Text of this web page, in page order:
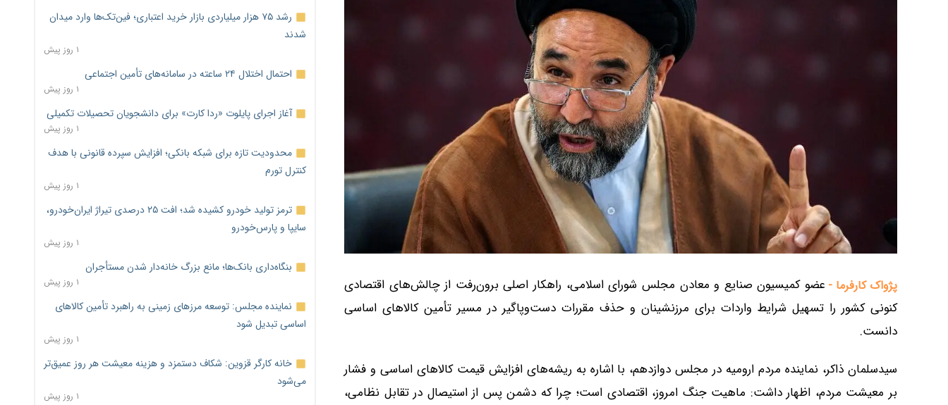
پژواک کارفرما - عضو کمیسیون صنایع و معادن مجلس شورای اسلامی، راهکار اصلی برون‌رفت از چالش‌های اقتصادی
کنونی کشور را تسهیل شرایط واردات برای مرزنشینان و حذف مقررات دست‌وپاگیر در مسیر تأمین کالاهای اساسی
دانست.
سیدسلمان ذاکر، نماینده مردم ارومیه در مجلس دوازدهم، با اشاره به ریشه‌های افزایش قیمت کالاهای اساسی و فشار
بر معیشت مردم، اظهار داشت: ماهیت جنگ امروز، اقتصادی است؛ چرا که دشمن پس از استیصال در تقابل نظامی،
رشد ۷۵ هزار میلیاردی بازار خرید اعتباری؛ فین‌تک‌ها وارد میدان
شدند
۱ روز پیش
احتمال اختلال ۲۴ ساعته در سامانه‌های تأمین اجتماعی
۱ روز پیش
آغاز اجرای پایلوت «ردا کارت» برای دانشجویان تحصیلات تکمیلی
۱ روز پیش
محدودیت تازه برای شبکه بانکی؛ افزایش سپرده قانونی با هدف
کنترل تورم
۱ روز پیش
ترمز تولید خودرو کشیده شد؛ افت ۲۵ درصدی تیراژ ایران‌خودرو،
سایپا و پارس‌خودرو
۱ روز پیش
بنگاه‌داری بانک‌ها؛ مانع بزرگ خانه‌دار شدن مستأجران
۱ روز پیش
نماینده مجلس: توسعه مرزهای زمینی به راهبرد تأمین کالاهای
اساسی تبدیل شود
۱ روز پیش
خانه کارگر قزوین: شکاف دستمزد و هزینه معیشت هر روز عمیق‌تر
می‌شود
۱ روز پیش